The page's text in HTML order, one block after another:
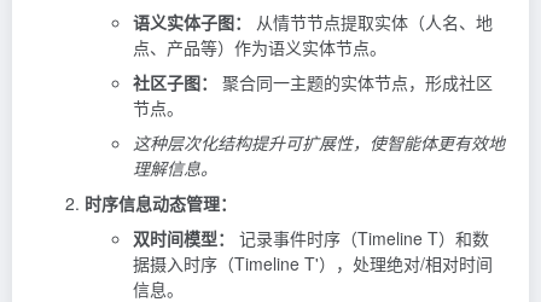
语义实体子图：
从情节节点提取实体（人名、地
点、产品等）作为语义实体节点。
社区子图：
聚合同一主题的实体节点，形成社区
节点。
这种层次化结构提升可扩展性，使智能体更有效地
理解信息。
时序信息动态管理：
双时间模型：
记录事件时序（Timeline T）和数
据摄入时序（Timeline T'），处理绝对/相对时间
信息。